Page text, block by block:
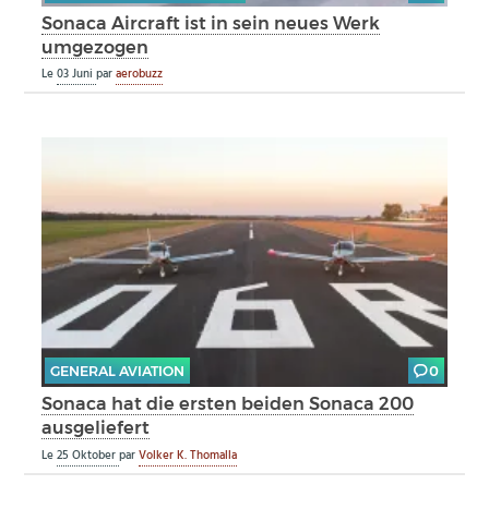
Sonaca Aircraft ist in sein neues Werk
umgezogen
Le03 Juniparaerobuzz
GENERAL AVIATION 0
Sonaca hat die ersten beiden Sonaca 200
ausgeliefert
Le25 OktoberparVolker K. Thomalla